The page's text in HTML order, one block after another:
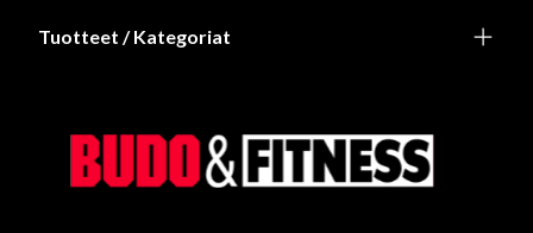
Tuotteet / Kategoriat